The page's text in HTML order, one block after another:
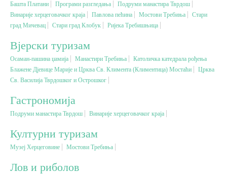
Вјерски туризам
Авантура
Еко туризам
Културни туризам
Гастрономија
Башта Платани Програми разгледања
Подруми манастира Тврдош
Винарије херцеговачког краја
Павлова пећина Мостови Требиња
Стари
град Мичевац
Стари град Клобук Ријека Требишњица
Вјерски туризам
Осаман-пашина џамија Манастири Требиња
Католичка катедрала рођења
Блажене Дјевице Марије и Црква Св. Климента (Климентица) Мостаћи
Црква
Св. Василија Тврдошког и Острошког
Гастрономија
Подруми манастира Тврдош Винарије херцеговачког краја
Културни туризам
Музеј Херцеговине Мостови Требиња
Лов и риболов